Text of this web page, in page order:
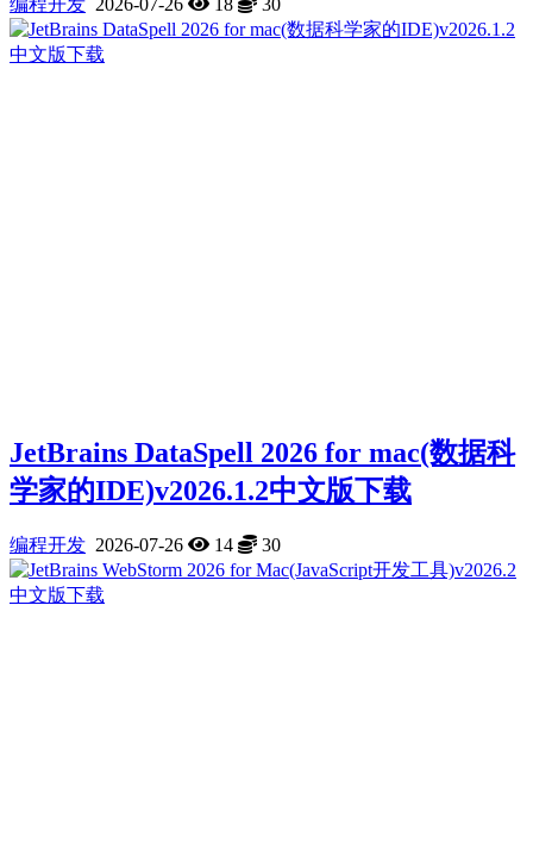
JetBrains DataSpell 2026 for mac(数据科
学家的IDE)v2026.1.2中文版下载
编程开发 2026-07-26 14 30